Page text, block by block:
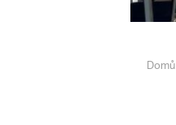
Domů